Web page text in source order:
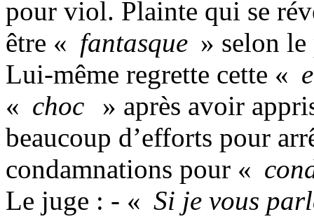
pour viol. Plainte qui se
être « fantasque » selon
Lui-même regrette cette «
« choc
» après avoir
beaucoup d’efforts pour
condamnations pour «
Le juge : - « Si je vous